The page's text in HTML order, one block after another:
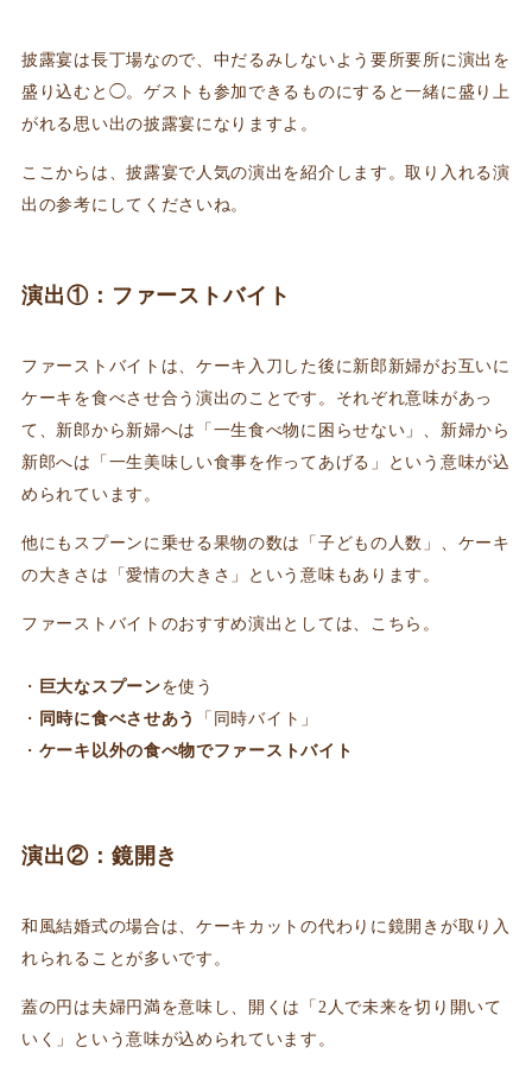
披露宴は長丁場なので、中だるみしないよう要所要所に演出を
盛り込むと◯。ゲストも参加できるものにすると一緒に盛り上
がれる思い出の披露宴になりますよ。
ここからは、披露宴で人気の演出を紹介します。取り入れる演
出の参考にしてくださいね。
演出①：ファーストバイト
ファーストバイトは、ケーキ入刀した後に新郎新婦がお互いに
ケーキを食べさせ合う演出のことです。それぞれ意味があっ
て、新郎から新婦へは「一生食べ物に困らせない」、新婦から
新郎へは「一生美味しい食事を作ってあげる」という意味が込
められています。
他にもスプーンに乗せる果物の数は「子どもの人数」、ケーキ
の大きさは「愛情の大きさ」という意味もあります。
ファーストバイトのおすすめ演出としては、こちら。
巨大なスプーンを使う
同時に食べさせあう
「同時バイト」
ケーキ以外の食べ物でファーストバイト
演出②：鏡開き
和風結婚式の場合は、ケーキカットの代わりに鏡開きが取り入
れられることが多いです。
蓋の円は夫婦円満を意味し、開くは「2人で未来を切り開いて
いく」という意味が込められています。